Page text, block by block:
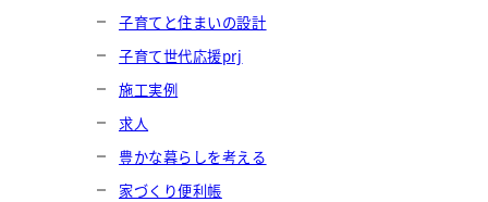
子育てと住まいの設計
子育て世代応援prj
施工実例
求人
豊かな暮らしを考える
家づくり便利帳